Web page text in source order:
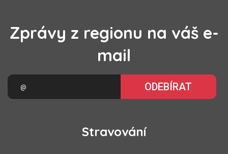
Zprávy z regionu na váš e-
mail
ODEBÍRAT
Stravování